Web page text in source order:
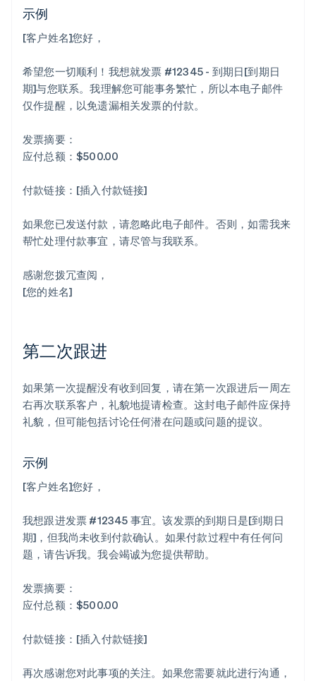
示例
[客户姓名]您好，
希望您一切顺利！我想就发票 #12345 - 到期日[到期日
期]与您联系。我理解您可能事务繁忙，所以本电子邮件
仅作提醒，以免遗漏相关发票的付款。
发票摘要：
应付总额：$500.00
付款链接：[插入付款链接]
如果您已发送付款，请忽略此电子邮件。否则，如需我来
帮忙处理付款事宜，请尽管与我联系。
感谢您拨冗查阅，
[您的姓名]
第二次跟进
如果第一次提醒没有收到回复，请在第一次跟进后一周左
右再次联系客户，礼貌地提请检查。这封电子邮件应保持
礼貌，但可能包括讨论任何潜在问题或问题的提议。
示例
[客户姓名]您好，
我想跟进发票 #12345 事宜。该发票的到期日是[到期日
期]，但我尚未收到付款确认。如果付款过程中有任何问
题，请告诉我。我会竭诚为您提供帮助。
发票摘要：
应付总额：$500.00
付款链接：[插入付款链接]
再次感谢您对此事项的关注。如果您需要就此进行沟通，